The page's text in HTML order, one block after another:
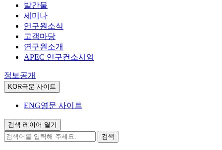
발간물
세미나
연구원소식
고객마당
연구원소개
APEC 연구컨소시엄
정보공개
KOR국문 사이트
ENG영문 사이트
검색 레이어 열기
검색